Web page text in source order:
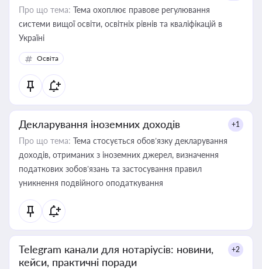
Про що тема: Тема охоплює правове регулювання
системи вищої освіти, освітніх рівнів та кваліфікацій в
Україні
Освіта
Декларування іноземних доходів +1
Про що тема: Тема стосується обов’язку декларування
доходів, отриманих з іноземних джерел, визначення
податкових зобов’язань та застосування правил
уникнення подвійного оподаткування
Telegram канали для нотаріусів: новини,
кейси, практичні поради
+2